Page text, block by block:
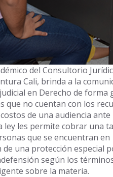
del Consultorio
Cali, brinda a la
en Derecho de forma
que no cuentan con los
de una audiencia ante
ley les permite cobrar una
que se encuentran en
una protección especial
según los
sobre la materia.